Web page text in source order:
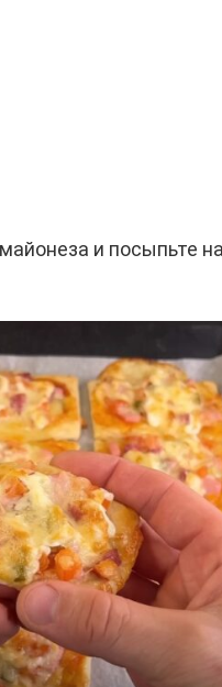
и посыпьте